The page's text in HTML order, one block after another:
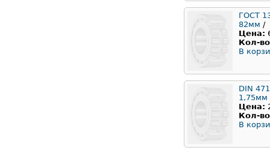
ГОСТ
82мм /
Цена:
Кол-
В
DIN
1,75мм
Цена:
Кол-
В